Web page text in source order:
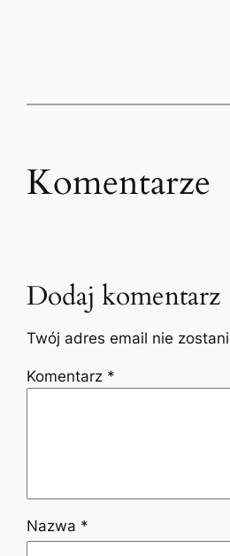
Komentarze
Dodaj komentarz
Twój adres email nie
Komentarz *
Nazwa *